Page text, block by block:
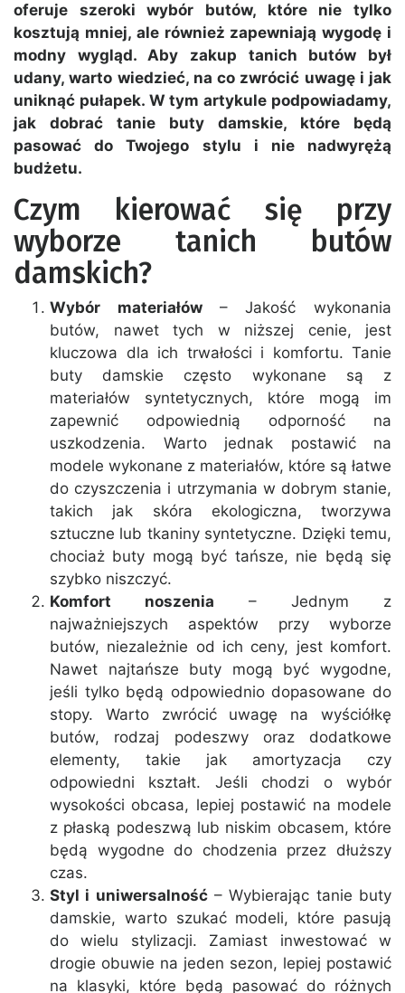
oferuje szeroki wybór butów, które nie tylko
kosztują mniej, ale również zapewniają wygodę i
modny wygląd. Aby zakup tanich butów był
udany, warto wiedzieć, na co zwrócić uwagę i jak
uniknąć pułapek. W tym artykule podpowiadamy,
jak dobrać tanie buty damskie, które będą
pasować do Twojego stylu i nie nadwyrężą
budżetu.
Czym kierować się przy
wyborze tanich butów
damskich?
Wybór materiałów – Jakość wykonania
butów, nawet tych w niższej cenie, jest
kluczowa dla ich trwałości i komfortu. Tanie
buty damskie często wykonane są z
materiałów syntetycznych, które mogą im
zapewnić odpowiednią odporność na
uszkodzenia. Warto jednak postawić na
modele wykonane z materiałów, które są łatwe
do czyszczenia i utrzymania w dobrym stanie,
takich jak skóra ekologiczna, tworzywa
sztuczne lub tkaniny syntetyczne. Dzięki temu,
chociaż buty mogą być tańsze, nie będą się
szybko niszczyć.
Komfort noszenia – Jednym z
najważniejszych aspektów przy wyborze
butów, niezależnie od ich ceny, jest komfort.
Nawet najtańsze buty mogą być wygodne,
jeśli tylko będą odpowiednio dopasowane do
stopy. Warto zwrócić uwagę na wyściółkę
butów, rodzaj podeszwy oraz dodatkowe
elementy, takie jak amortyzacja czy
odpowiedni kształt. Jeśli chodzi o wybór
wysokości obcasa, lepiej postawić na modele
z płaską podeszwą lub niskim obcasem, które
będą wygodne do chodzenia przez dłuższy
czas.
Styl i uniwersalność– Wybierając tanie buty
damskie, warto szukać modeli, które pasują
do wielu stylizacji. Zamiast inwestować w
drogie obuwie na jeden sezon, lepiej postawić
na klasyki, które będą pasować do różnych